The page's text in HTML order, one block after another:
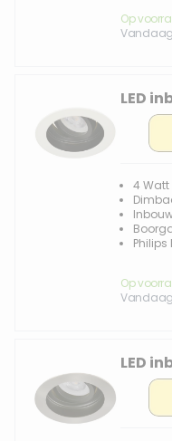
Op
LED
4
Philips
Op
LED